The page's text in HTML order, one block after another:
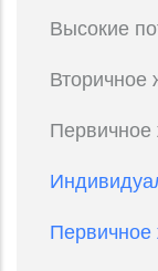
Высокие
Вторичное
Первичное
Первичное